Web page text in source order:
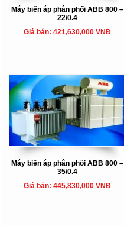
Máy biến áp phân phối ABB 800 –
22/0.4
Giá bán: 421,630,000 VNĐ
Máy biến áp phân phối ABB 800 –
35/0.4
Giá bán: 445,830,000 VNĐ